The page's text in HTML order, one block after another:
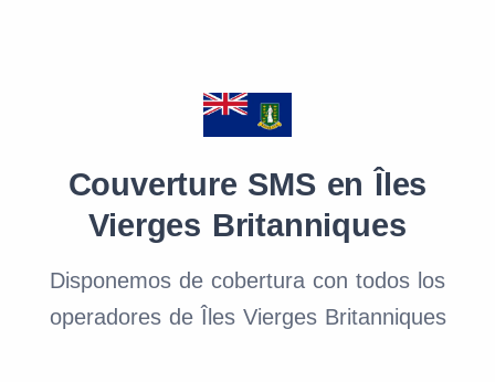
Couverture SMS en Îles
Vierges Britanniques
Disponemos de cobertura con todos los
operadores de Îles Vierges Britanniques